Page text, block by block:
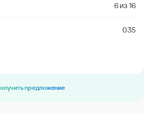
6из16
035
предложение